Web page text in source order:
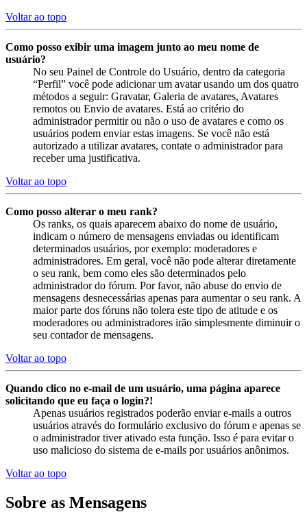
Voltar ao topo
Como posso exibir uma imagem junto ao meu nome de
usuário?
No seu Painel de Controle do Usuário, dentro da categoria
“Perfil” você pode adicionar um avatar usando um dos quatro
métodos a seguir: Gravatar, Galeria de avatares, Avatares
remotos ou Envio de avatares. Está ao critério do
administrador permitir ou não o uso de avatares e como os
usuários podem enviar estas imagens. Se você não está
autorizado a utilizar avatares, contate o administrador para
receber uma justificativa.
Voltar ao topo
Como posso alterar o meu rank?
Os ranks, os quais aparecem abaixo do nome de usuário,
indicam o número de mensagens enviadas ou identificam
determinados usuários, por exemplo: moderadores e
administradores. Em geral, você não pode alterar diretamente
o seu rank, bem como eles são determinados pelo
administrador do fórum. Por favor, não abuse do envio de
mensagens desnecessárias apenas para aumentar o seu rank. A
maior parte dos fóruns não tolera este tipo de atitude e os
moderadores ou administradores irão simplesmente diminuir o
seu contador de mensagens.
Voltar ao topo
Quando clico no e-mail de um usuário, uma página aparece
solicitando que eu faça o login?!
Apenas usuários registrados poderão enviar e-mails a outros
usuários através do formulário exclusivo do fórum e apenas se
o administrador tiver ativado esta função. Isso é para evitar o
uso malicioso do sistema de e-mails por usuários anônimos.
Voltar ao topo
Sobre as Mensagens